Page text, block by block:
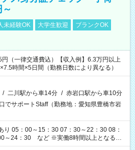
未経験OK 大学生歓迎
ブランクOK
（一律交通費込）【収入例】6.3万円以上
時間×5日間（勤務日数により異なる）
/ 二川駅から車14分 / 赤岩口駅から車10分
でサポートStaff（勤務地：愛知県豊橋市岩
り 05：00～15：30 07：30～22：30 08：
～24：30 など ※実働8時間以上となる勤